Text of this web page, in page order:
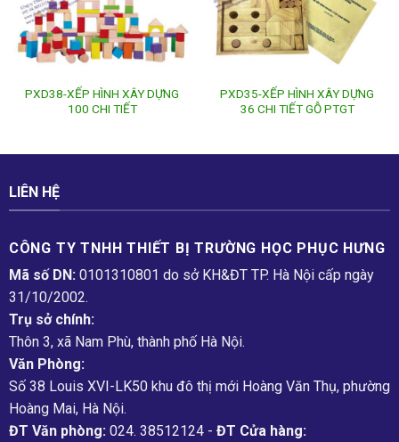
PXD38-XẾP HÌNH XÂY DỰNG
100 CHI TIẾT
PXD35-XẾP HÌNH XÂY DỰNG
36 CHI TIẾT GỖ PTGT
LIÊN HỆ
CÔNG TY TNHH THIẾT BỊ TRƯỜNG HỌC PHỤC H­ƯNG
Mã số DN: 0101310801 do sở KH&ĐT TP. Hà Nội cấp ngày
31/10/2002.
Trụ sở chính:
Thôn 3, xã Nam Phù, thành phố Hà Nội.
Văn Phòng:
Số 38 Louis XVI-LK50 khu đô thị mới Hoàng Văn Thụ, phường
Hoàng Mai, Hà Nội.
ĐT Văn phòng:024. 38512124 - ĐT Cửa hàng: